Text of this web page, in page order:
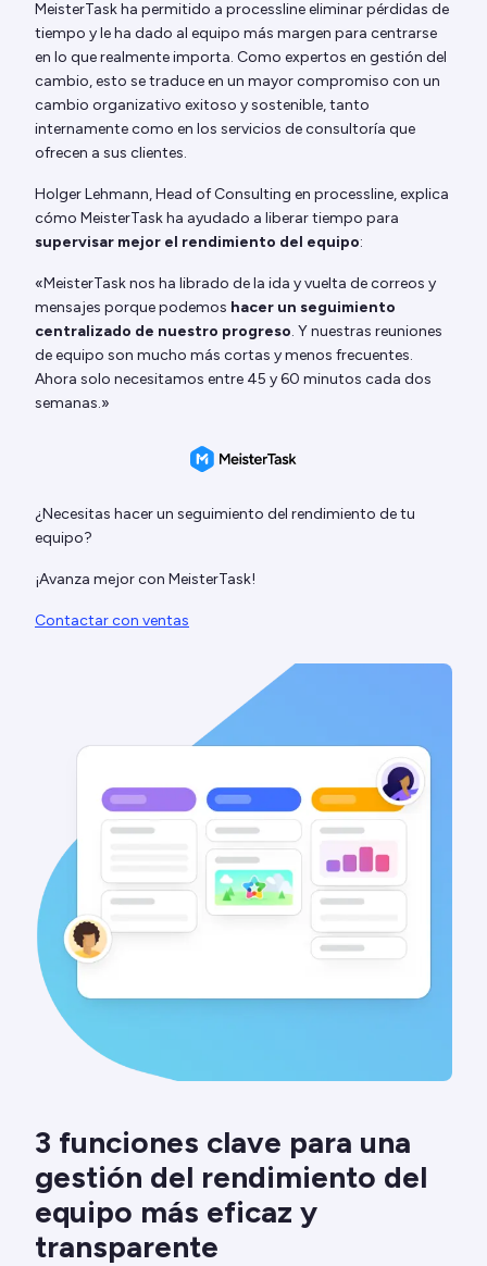
MeisterTask ha permitido a processline eliminar pérdidas de
tiempo y le ha dado al equipo más margen para centrarse
en lo que realmente importa. Como expertos en gestión del
cambio, esto se traduce en un mayor compromiso con un
cambio organizativo exitoso y sostenible, tanto
internamente como en los servicios de consultoría que
ofrecen a sus clientes.
Holger Lehmann, Head of Consulting en processline, explica
cómo MeisterTask ha ayudado a liberar tiempo para
supervisar mejor el rendimiento del equipo:
«MeisterTask nos ha librado de la ida y vuelta de correos y
mensajes porque podemos hacer un seguimiento
centralizado de nuestro progreso. Y nuestras reuniones
de equipo son mucho más cortas y menos frecuentes.
Ahora solo necesitamos entre 45 y 60 minutos cada dos
semanas.»
¿Necesitas hacer un seguimiento del rendimiento de tu
equipo?
¡Avanza mejor con MeisterTask!
Contactar con ventas
3 funciones clave para una
gestión del rendimiento del
equipo más eficaz y
transparente